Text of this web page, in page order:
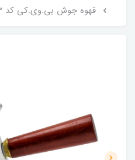
قهوه جوش بی.وی.کی کد 311023